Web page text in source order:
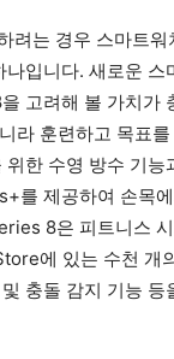
려는 경우 스마트워
입니다. 새로운 스
고려해 볼 가치가
라 훈련하고 목표
한 수영 방수 기능
를 제공하여 손목
8은 피트니스
에 있는 수천 개
충돌 감지 기능 등